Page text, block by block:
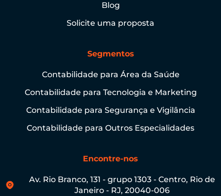
Blog
Solicite uma proposta
Segmentos
Contabilidade para Área da Saúde
Contabilidade para Tecnologia e Marketing
Contabilidade para Segurança e Vigilância
Contabilidade para Outros Especialidades
Encontre-nos
Av. Rio Branco, 131 - grupo 1303 - Centro, Rio de
Janeiro - RJ, 20040-006